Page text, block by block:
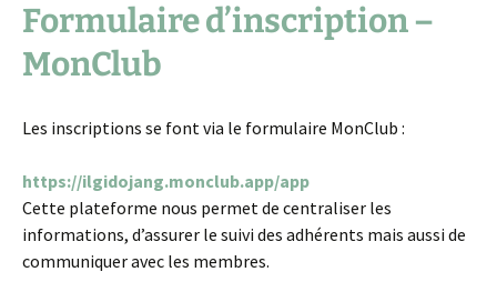
Formulaire d’inscription –
MonClub
Les inscriptions se font via le formulaire MonClub :
https://ilgidojang.monclub.app/app
Cette plateforme nous permet de centraliser les
informations, d’assurer le suivi des adhérents mais aussi de
communiquer avec les membres.